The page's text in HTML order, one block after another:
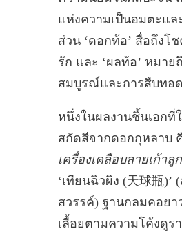
แห่งความเป็นอมตะแล
ส่วน ‘ดอกท้อ’ สื่อถึงโ
รัก และ ‘ผลท้อ’ หมาย
สมบูรณ์และการสืบทอ
หนึ่งในผลงานชิ้นเอกที่
สกัดสีจากดอกกุหลาบ
เครื่องเคลือบลายเก้าลู
‘เทียนฉิวผิง (天球瓶)’
สวรรค์) ฐานกลมคอยา
เลื้อยตามความโค้งดูร